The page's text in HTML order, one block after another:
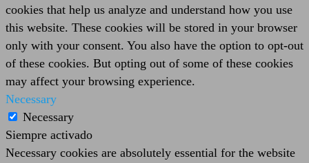
cookies that help us analyze and understand how you use
this website. These cookies will be stored in your browser
only with your consent. You also have the option to opt-out
of these cookies. But opting out of some of these cookies
may affect your browsing experience.
Necessary
Necessary
Siempre activado
Necessary cookies are absolutely essential for the website